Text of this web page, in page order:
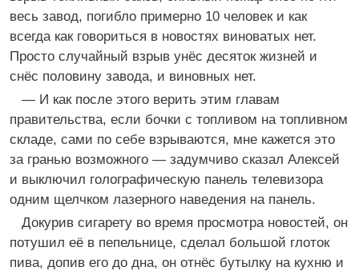
весь завод, погибло примерно 10 человек и как
всегда как говориться в новостях виноватых нет.
Просто случайный взрыв унёс десяток жизней и
снёс половину завода, и виновных нет.
— И как после этого верить этим главам
правительства, если бочки с топливом на топливном
складе, сами по себе взрываются, мне кажется это
за гранью возможного — задумчиво сказал Алексей
и выключил голографическую панель телевизора
одним щелчком лазерного наведения на панель.
Докурив сигарету во время просмотра новостей, он
потушил её в пепельнице, сделал большой глоток
пива, допив его до дна, он отнёс бутылку на кухню и